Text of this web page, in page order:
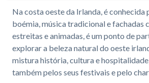
Na costa oeste da Irlanda, é conhecida
boémia, música tradicional e fachadas
estreitas e animadas, é um ponto de
explorar a beleza natural do oeste
mistura história, cultura e
também pelos seus festivais e pelo